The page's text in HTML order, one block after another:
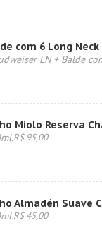
com 6 Long
LN + Balde
Miolo Reserva
R$ 95,00
Almadén Suave
R$ 45,00